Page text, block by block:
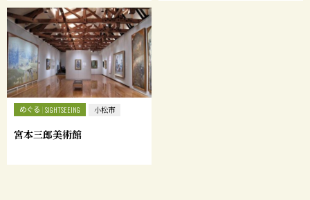
めぐる SIGHTSEEING 小松市
宮本三郎美術館